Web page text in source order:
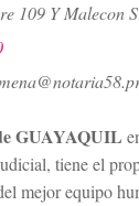
109 Y Malecon
GUAYAQUIL
tiene el
mejor equipo